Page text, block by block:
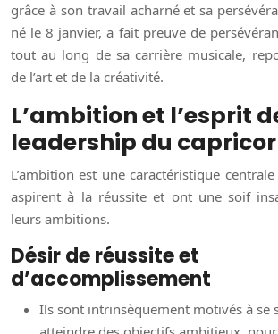
grâce à son travail acharné et sa
né le 8 janvier, a fait preuve de
tout au long de sa carrière musicale,
de l’art et de la créativité.
L’ambition et l’esprit
leadership du
L’ambition est une caractéristique
aspirent à la réussite et ont une soif
leurs ambitions.
Désir de réussite et
d’accomplissement
Ils sont intrinsèquement motivés à se